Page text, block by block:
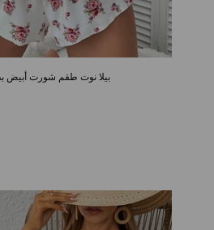
بيلا نوت طقم شورت أبيض